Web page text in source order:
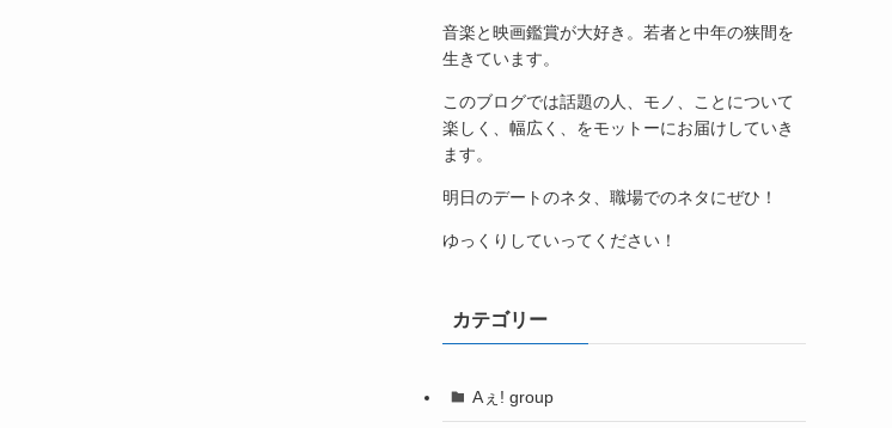
音楽と映画鑑賞が大好き。若者と中年の狭間を
生きています。
このブログでは話題の人、モノ、ことについて
楽しく、幅広く、をモットーにお届けしていき
ます。
明日のデートのネタ、職場でのネタにぜひ！
ゆっくりしていってください！
カテゴリー
Aぇ! group